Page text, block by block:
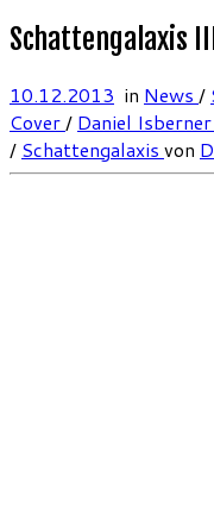
Schattengalaxis
10.12.2013 in News /
Cover/ Daniel Isberner
/ Schattengalaxis von